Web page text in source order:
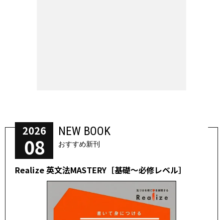
2026
08
NEW BOOK
おすすめ新刊
Realize 英文法MASTERY［基礎～必修レベル］